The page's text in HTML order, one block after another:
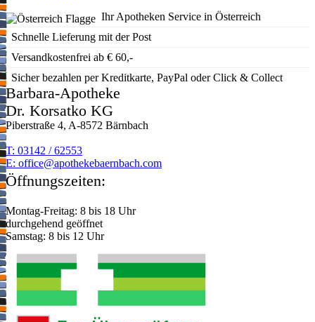
Ihr Apotheken Service in Österreich
Schnelle Lieferung mit der Post
Versandkostenfrei ab € 60,-
Sicher bezahlen per Kreditkarte, PayPal oder Click & Collect
Barbara-Apotheke
Dr. Korsatko KG
Piberstraße 4, A-8572 Bärnbach
T: 03142 / 62553
E: moc.hcabnreabekehtopa@eciffo
Öffnungszeiten:
Montag-Freitag: 8 bis 18 Uhr
durchgehend geöffnet
Samstag: 8 bis 12 Uhr